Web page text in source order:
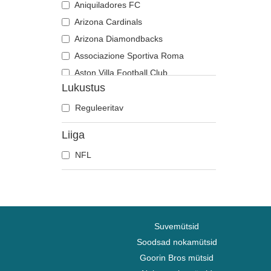
Aniquiladores FC
Arizona Cardinals
Arizona Diamondbacks
Associazione Sportiva Roma
Aston Villa Football Club
Atlanta Braves
Atlanta Falcons
Atlanta Hawks
Boston Bruins
Boston Celtics
Carolina Panthers
Chelsea Football Club
Lukustus
Reguleeritav
Liiga
NFL
Suvemütsid
Soodsad nokamütsid
Goorin Bros mütsid